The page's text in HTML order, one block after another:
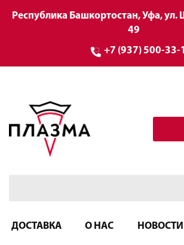
Республика Башкортостан, Уфа, ул.
49
+7 (937) 500-33-
ДОСТАВКА О НАС НОВОСТИ